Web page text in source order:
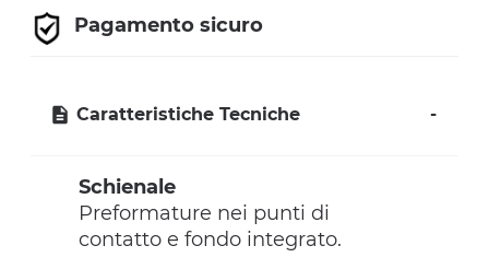
Pagamento sicuro
Caratteristiche Tecniche
Schienale
Preformature nei punti di
contatto e fondo integrato.